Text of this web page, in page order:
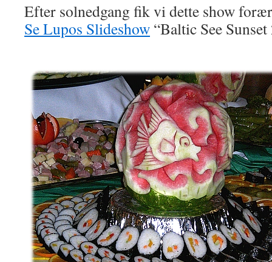
Efter solnedgang fik vi dette show
Se Lupos Slideshow “Baltic See